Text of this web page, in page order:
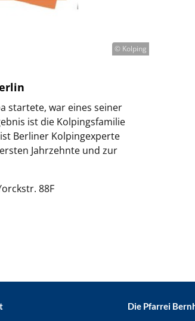
© Kolping
startete, war eines seiner
ist die Kolpingsfamilie
Berliner Kolpingexperte
Jahrzehnte und zur
88F
Die Pfarrei